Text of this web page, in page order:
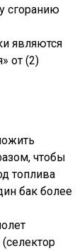
сгоранию
являются
от (2)
чтобы
топлива
бак более